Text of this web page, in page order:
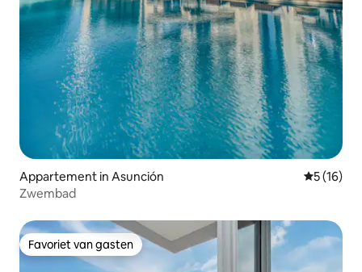
Appartement in Asunción
5 (16)
Zwembad
Favoriet van gasten
Favoriet van gasten